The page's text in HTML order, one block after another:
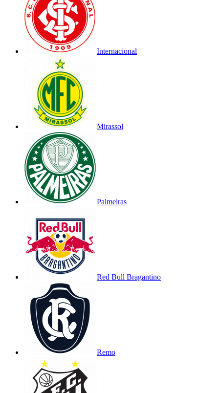
Internacional
Mirassol
Palmeiras
Red Bull Bragantino
Remo